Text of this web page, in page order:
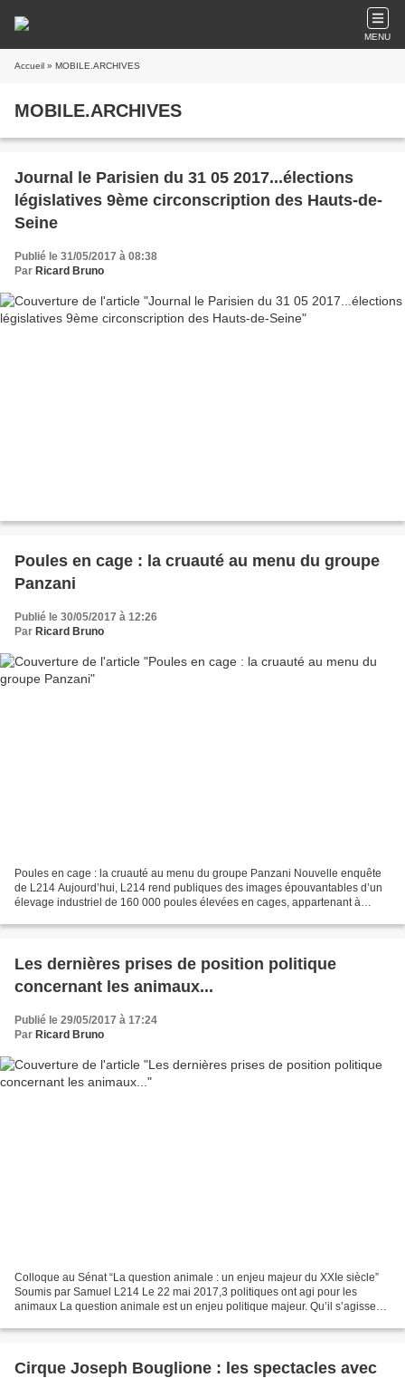
MENU
Accueil » MOBILE.ARCHIVES
MOBILE.ARCHIVES
Journal le Parisien du 31 05 2017...élections
législatives 9ème circonscription des Hauts-de-
Seine
Publié le 31/05/2017 à 08:38
Par Ricard Bruno
Poules en cage : la cruauté au menu du groupe
Panzani
Publié le 30/05/2017 à 12:26
Par Ricard Bruno
Poules en cage : la cruauté au menu du groupe Panzani Nouvelle enquête
de L214 Aujourd’hui, L214 rend publiques des images épouvantables d’un
élevage industriel de 160 000 poules élevées en cages, appartenant à
Les dernières prises de position politique
concernant les animaux...
Publié le 29/05/2017 à 17:24
Par Ricard Bruno
Colloque au Sénat “La question animale : un enjeu majeur du XXIe siècle”
Soumis par Samuel L214 Le 22 mai 2017,3 politiques ont agi pour les
animaux La question animale est un enjeu politique majeur. Qu’il s’agisse
Cirque Joseph Bouglione : les spectacles avec